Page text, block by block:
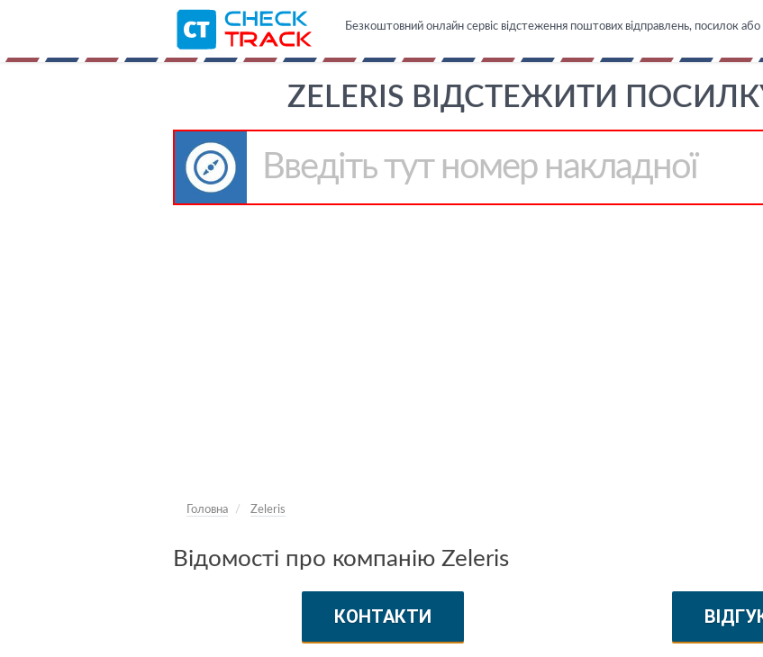
Безкоштовний онлайн сервіс відстеження поштових відправлень, посилок або
ZELERIS ВІДСТЕЖИТИ
Головна Zeleris
Відомості про компанію Zeleris
КОНТАКТИ